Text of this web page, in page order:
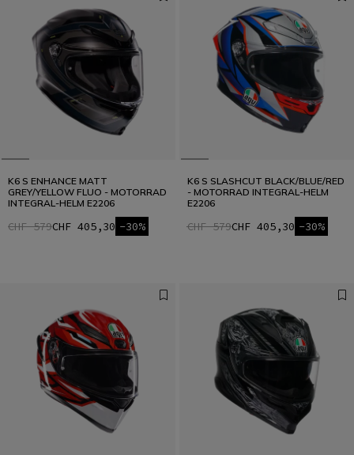
K6 S ENHANCE MATT
GREY/YELLOW FLUO - MOTORRAD
INTEGRAL-HELM E2206
CHF 579CHF 405,30 -30%
K6 S SLASHCUT BLACK/BLUE/RED
- MOTORRAD INTEGRAL-HELM
E2206
CHF 579CHF 405,30 -30%